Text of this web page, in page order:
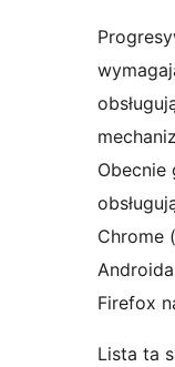
Obecnie
Chrome
Firefox
Lista ta